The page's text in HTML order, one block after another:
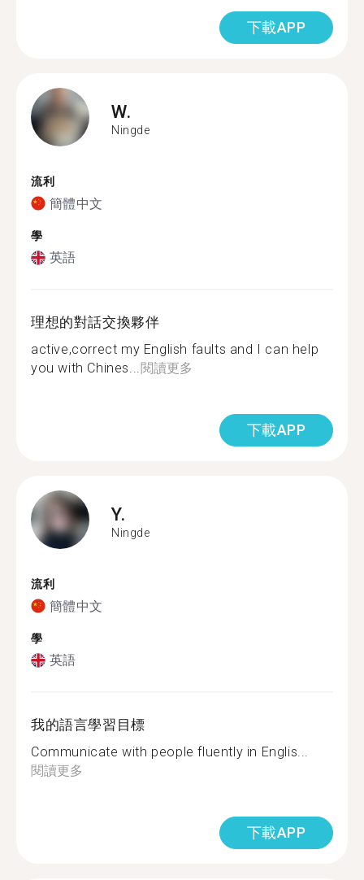
下載APP
W.
Ningde
流利
簡體中文
學
英語
理想的對話交換夥伴
active,correct my English faults and I can help
you with Chines...閱讀更多
下載APP
Y.
Ningde
流利
簡體中文
學
英語
我的語言學習目標
Communicate with people fluently in Englis...
閱讀更多
下載APP